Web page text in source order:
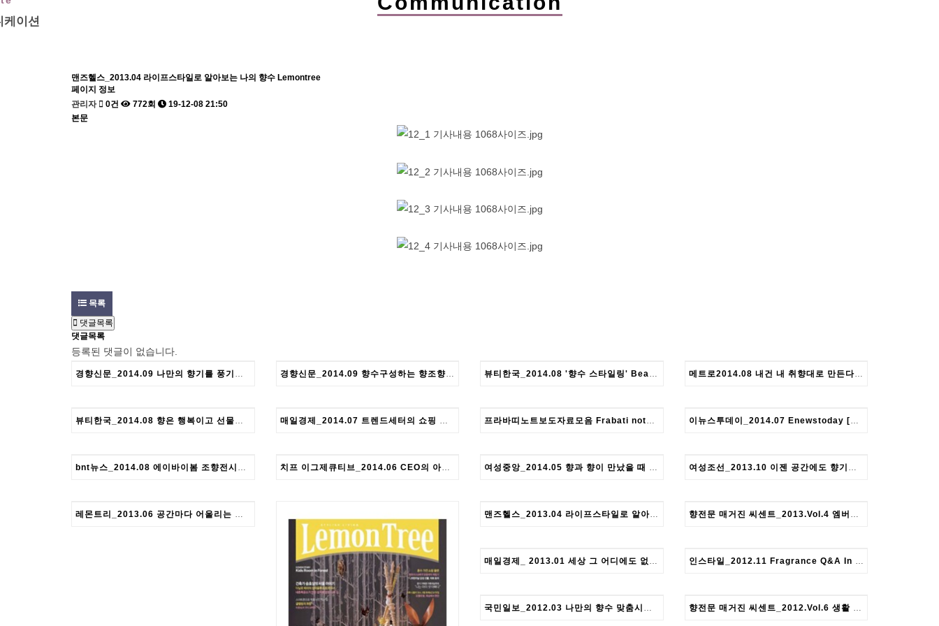
케이션
맨즈헬스_2013.04 라이프스타일로 알아보는 나의 향수 Lemontree
페이지 정보
관리자
0건 772회
19-12-08 21:50
본문
목록
댓글목록
댓글목록
등록된 댓글이 없습니다.
경향신문_2014.09 나만의 향기를 풍기는 사람 Kyunghyang 경향신문_2014.09 향수구성하는 향조향료 Kyunghyang 뷰티한국_2014.08 '향수 스타일링' Beauty Hankook 메트로2014.08 내건 내 취향대로 만든다 metro
뷰티한국_2014.08 향은 행복이고 선물입니다. Beauty Hankook 매일경제_2014.07 트렌드세터의 쇼핑 MK MBN 프라바띠노트보도자료모음 Frabati note news 이뉴스투데이_2014.07 Enewstoday [국내 조향 아티스트의 향기 노트를 엿보다.]
bnt뉴스_2014.08 에이바이봄 조향전시회 bnt NEWS KOREA 치프 이그제큐티브_2014.06 CEO의 아이템, 향수 Chief executive 여성중앙_2014.05 향과 향이 만났을 때 향기레시피 여성조선_2013.10 이젠 공간에도 향기를 부여하세요. Woman Chosun_2013.10
레몬트리_2013.06 공간마다 어울리는 향이 따로 있다. Lemontree 맨즈헬스_2013.04 라이프스타일로 알아보는 나의 향수 Lemontree 향전문 매거진 씨센트_2013.Vol.4 엠버그리스 Cscent vol.4
매일경제_ 2013.01 세상 그 어디에도 없는 향수 MK MBN 인스타일_2012.11 Fragrance Q&A In style
국민일보_2012.03 나만의 향수 맞춤시대 KUKMINILBO 향전문 매거진 씨센트_2012.Vol.6 생활 속의 향기 Cscent vol. 6